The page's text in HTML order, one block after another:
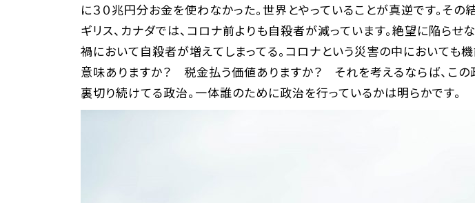
に３０兆円分お金を使わなかった。世界とやっていることが真逆です。そ
ギリス、カナダでは、コロナ前よりも自殺者が減っています。絶望に陥ら
禍において自殺者が増えてしまってる。コロナという災害の中においても
意味ありますか？ 税金払う価値ありますか？ それを考えるならば、この
裏切り続けてる政治。一体誰のために政治を行っているかは明らかです。